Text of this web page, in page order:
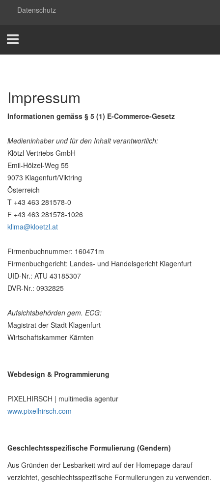
Datenschutz
Impressum
Informationen gemäss § 5 (1) E-Commerce-Gesetz
Medieninhaber und für den Inhalt verantwortlich:
Klötzl Vertriebs GmbH
Emil-Hölzel-Weg 55
9073 Klagenfurt/Viktring
Österreich
T +43 463 281578-0
F +43 463 281578-1026
klima@kloetzl.at
Firmenbuchnummer: 160471m
Firmenbuchgericht: Landes- und Handelsgericht Klagenfurt
UID-Nr.: ATU 43185307
DVR-Nr.: 0932825
Aufsichtsbehörden gem. ECG:
Magistrat der Stadt Klagenfurt
Wirtschaftskammer Kärnten
Webdesign & Programmierung
PIXELHIRSCH | multimedia agentur
www.pixelhirsch.com
Geschlechtsspezifische Formulierung (Gendern)
Aus Gründen der Lesbarkeit wird auf der Homepage darauf
verzichtet, geschlechtsspezifische Formulierungen zu verwenden.